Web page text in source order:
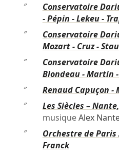
″
Conservatoire
- Pépin - Lekeu -
″
Conservatoire
Mozart - Cruz -
″
Conservatoire
Blondeau - Martin
″
Renaud Capuçon -
″
Les Siècles –
musiqueAlex
″
Orchestre de Paris
Franck